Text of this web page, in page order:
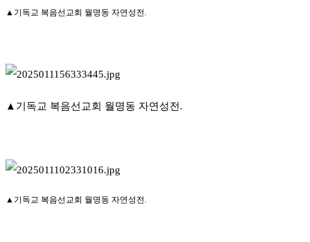
▲기독교 복음선교회 월명동 자연성전.
▲기독교 복음선교회 월명동 자연성전.
▲기독교 복음선교회 월명동 자연성전.